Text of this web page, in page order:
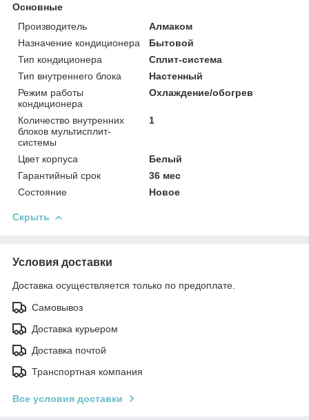
Основные
Производитель
Алмаком
Назначение кондиционера
Бытовой
Тип кондиционера
Сплит-система
Тип внутреннего блока
Настенный
Режим работы
кондиционера
Охлаждение/обогрев
Количество внутренних
блоков мультисплит-
системы
1
Цвет корпуса
Белый
Гарантийный срок
36 мес
Состояние
Новое
Скрыть
Условия доставки
Доставка осуществляется только по предоплате.
Самовывоз
Доставка курьером
Доставка почтой
Транспортная компания
Все условия доставки